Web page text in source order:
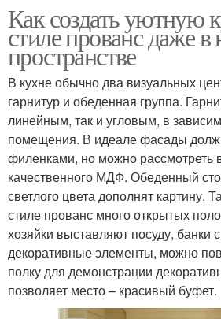
Как создать уютную
стиле прованс даже
пространстве
В кухне обычно два визуальных
гарнитур и обеденная группа.
линейным, так и угловым, в
помещения. В идеале фасады
филенками, но можно рассмотреть
качественного МДФ. Обеденный
светлого цвета дополнят картину.
стиле прованс много открытых
хозяйки выставляют посуду, банки
декоративные элементы, можно
полку для демонстрации
позволяет место – красивый буфет.